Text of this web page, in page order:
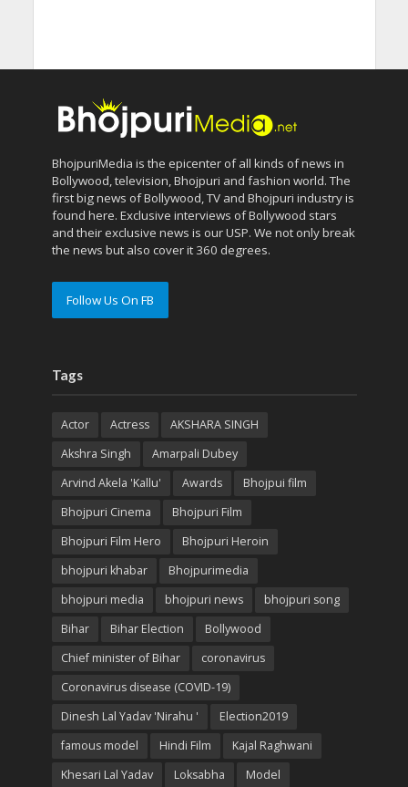
BhojpuriMedia is the epicenter of all kinds of news in
Bollywood, television, Bhojpuri and fashion world. The
first big news of Bollywood, TV and Bhojpuri industry is
found here. Exclusive interviews of Bollywood stars
and their exclusive news is our USP. We not only break
the news but also cover it 360 degrees.
Follow Us On FB
Tags
Actor Actress
AKSHARA SINGH
Akshra Singh
Amarpali Dubey
Arvind Akela 'Kallu'
Awards
Bhojpui film
Bhojpuri Cinema
Bhojpuri Film
Bhojpuri Film Hero
Bhojpuri Heroin
bhojpuri khabar
Bhojpurimedia
bhojpuri media
bhojpuri news
bhojpuri song
Bihar
Bihar Election
Bollywood
Chief minister of Bihar
coronavirus
Coronavirus disease (COVID-19)
Dinesh Lal Yadav 'Nirahu '
Election2019
famous model
Hindi Film
Kajal Raghwani
Khesari Lal Yadav
Loksabha Model